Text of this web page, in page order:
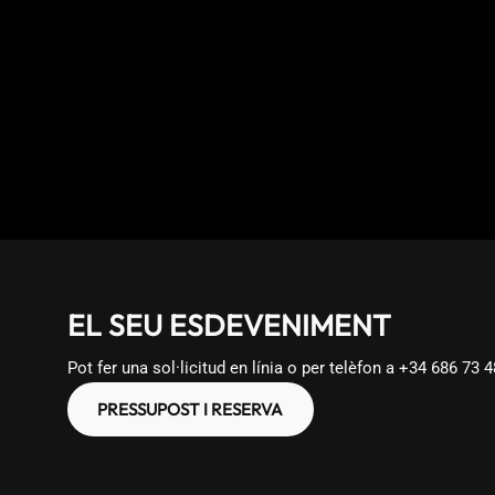
EL SEU ESDEVENIMENT
Pot fer una sol·licitud en línia o per telèfon a +34 686 73
PRESSUPOST I RESERVA